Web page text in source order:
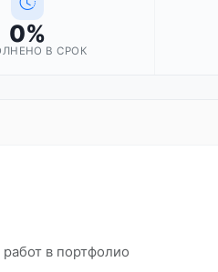
0%
В СРОК
в портфолио